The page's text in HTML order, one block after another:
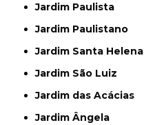
Jardim Paulista
Jardim Paulistano
Jardim Santa Helena
Jardim São Luiz
Jardim das Acácias
Jardim Ângela